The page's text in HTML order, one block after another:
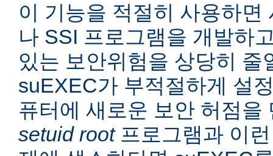
이 기능을 적절히 사용하면
나 SSI 프로그램을 개발하
있는 보안위험을 상당히 줄
suEXEC가 부적절하게 설
퓨터에 새로운 보안 허점을
setuid root프로그램과 이